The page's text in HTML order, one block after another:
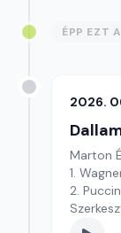
ÉPP EZT
2026.
Marton
1.
2.